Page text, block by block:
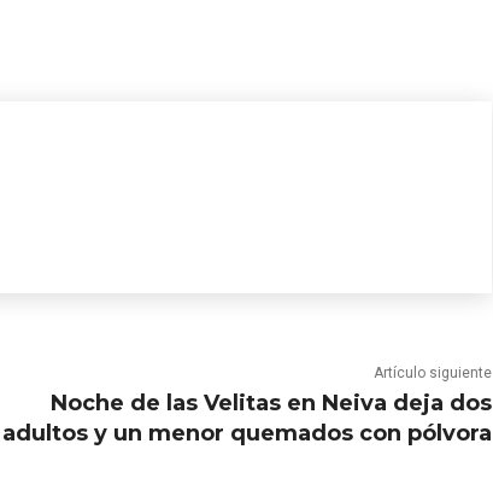
Artículo siguiente
Noche de las Velitas en Neiva deja dos
adultos y un menor quemados con pólvora